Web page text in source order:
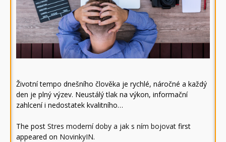
Životní tempo dnešního člověka je rychlé, náročné a každý
den je plný výzev. Neustálý tlak na výkon, informační
zahlcení i nedostatek kvalitního…
The post Stres moderní doby a jak s ním bojovat first
appeared on NovinkyIN.